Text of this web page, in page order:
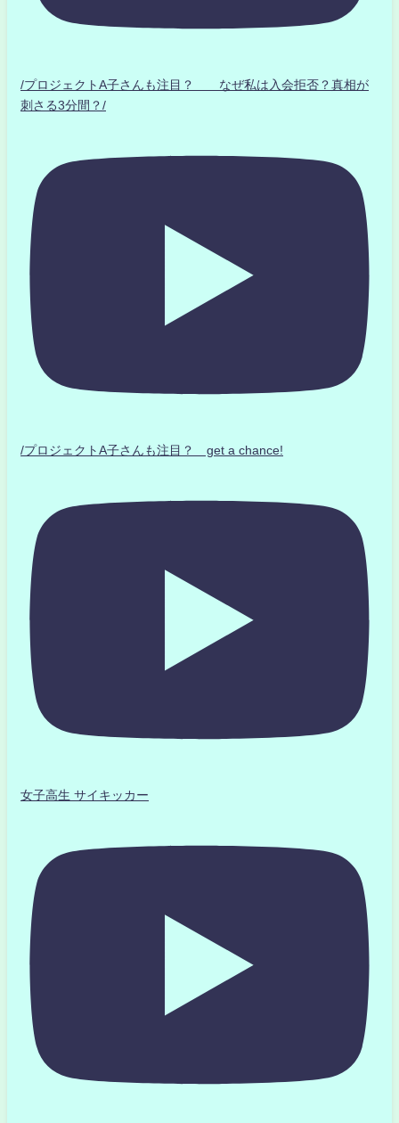
/プロジェクトA子さんも注目？ なぜ私は入会拒否？真相が
刺さる3分間？/
/プロジェクトA子さんも注目？ get a chance!
女子高生 サイキッカー